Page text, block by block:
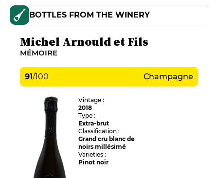
BOTTLES FROM THE WINERY
Michel Arnould et Fils
MÉMOIRE
91/100 Champagne
Vintage :
2018
Type :
Extra-brut
Classification :
Grand cru blanc de
noirs millésimé
Varieties :
Pinot noir